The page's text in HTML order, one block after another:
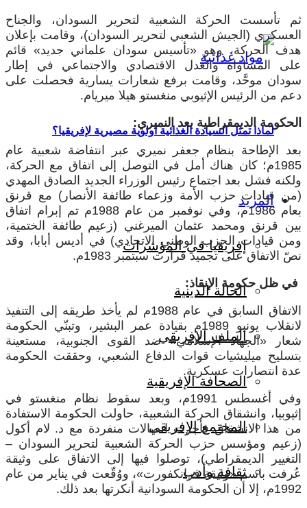
لماذا تمثل السيادة الغذائية أولوية مصيرية لإفريقيا؟
المزيد
إفريقيا في المؤشرات
الحالة الدينية
الملف الإفريقي
الصحافة الإفريقية
المجتمع الإفريقي
ثقافة وأدب
ثم تأسست الحركة الشعبية لتحرير السودان، والجناح
العسكري (الجيش الشعبي لتحرير السودان)، وقامت بإعلان
هدف الحركة، وهو «تأسيس سودان علماني جديد» قائم
على المساواة والعدل الاقتصادي والاجتماعي في إطار
سودان موحَّد، وقامت برفع شعارات يسارية فحصلت على
دعم من الرئيس الإثيوبي منغستو هيلا ميريام.
الحكومة الديمقراطية بعد النميري:
بعد الإطاحة بنظام جعفر نميري عبر انتفاضة شعبية عام
1985م؛ كان هناك أمل في التوصل إلى اتفاق مع الحركة،
ولكنه فشل بعد اجتماع رئيس الوزراء الجديد الصادق المهدي
(من قيادات حزب الأمة وزعماء طائفة الأنصار) مع قرنق
بعام 1986م، وفي نوفمبر من عام 1988م تم إبرام اتفاق
بين قرنق ومحمد عثمان الميرغني (زعيم طائفة الختمية،
ومن قيادات الحزب الوطني الاتحادي) في أديس أبابا، وقد
نصّ الاتفاق على تجميد قرارت سبتمبر 1983م.
في ظل حكومة الإنقاذ:
الاتفاق السابق في عام 1988م لم يأخذ طريقه إلى التنفيذ
لانقلاب يونيو 1989م بقيادة عمر البشير، وتبنّي الحكومة
شعار «الجهاد الإسلامي» ضد القوى الجنوبية، مستعينة
بتسليح ميليشيات قوات الدفاع الشعبي، وحققت الحكومة
عدة انتصارات عسكرية.
وفي أغسطس 1991م، وبعد سقوط نظام منغستو في
إثيوبيا، وانشقاق الحركة الشعبية، حاولت الحكومة الاستفادة
من هذا الانشقاق فأجرت اتصالات منفردة مع د. لام أكول
(زعيم ومؤسس حزب الحركة الشعبية لتحرير السودان –
التغيير الديمقراطي)، توصلوا فيها إلى الاتفاق على وثيقة
عُرفت باسم «وثيقة فرانكفورت»، ووُقّعت في يناير من عام
1992م، إلا أن الحكومة السودانية أنكرتها بعد ذلك.